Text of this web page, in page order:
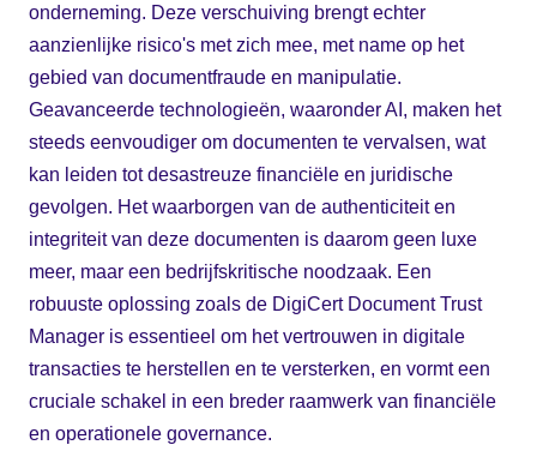
onderneming. Deze verschuiving brengt echter
aanzienlijke risico's met zich mee, met name op het
gebied van documentfraude en manipulatie.
Geavanceerde technologieën, waaronder AI, maken het
steeds eenvoudiger om documenten te vervalsen, wat
kan leiden tot desastreuze financiële en juridische
gevolgen. Het waarborgen van de authenticiteit en
integriteit van deze documenten is daarom geen luxe
meer, maar een bedrijfskritische noodzaak. Een
robuuste oplossing zoals de DigiCert Document Trust
Manager is essentieel om het vertrouwen in digitale
transacties te herstellen en te versterken, en vormt een
cruciale schakel in een breder raamwerk van financiële
en operationele governance.